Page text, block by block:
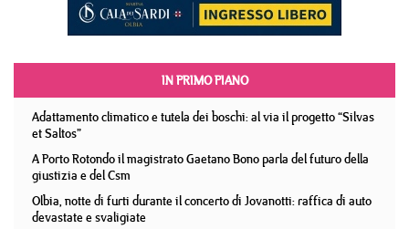
IN PRIMO PIANO
Adattamento climatico e tutela dei boschi: al via il progetto “Silvas
et Saltos”
A Porto Rotondo il magistrato Gaetano Bono parla del futuro della
giustizia e del Csm
Olbia, notte di furti durante il concerto di Jovanotti: raffica di auto
devastate e svaligiate